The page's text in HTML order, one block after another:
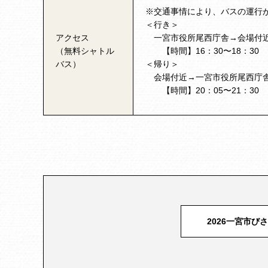
アクセス
（無料シャトル
バス）
※交通事情により、バスの運行
＜行き＞
一宮市役所尾西庁舎→会場付
【時間】16：30〜18：30
＜帰り＞
会場付近→一宮市役所尾西庁
【時間】20：05〜21：30
2026一宮市び